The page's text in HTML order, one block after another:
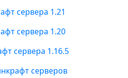
сервера 1.21
сервера 1.20
сервера 1.16.5
серверов